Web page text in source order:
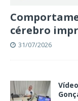
cérebro
31/07/2026